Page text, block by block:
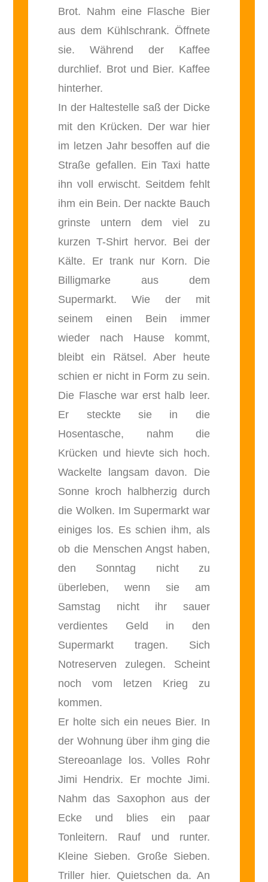
Brot. Nahm eine Flasche Bier
aus dem Kühlschrank. Öffnete
sie. Während der Kaffee
durchlief. Brot und Bier. Kaffee
hinterher.
In der Haltestelle saß der Dicke
mit den Krücken. Der war hier
im letzen Jahr besoffen auf die
Straße gefallen. Ein Taxi hatte
ihn voll erwischt. Seitdem fehlt
ihm ein Bein. Der nackte Bauch
grinste untern dem viel zu
kurzen T-Shirt hervor. Bei der
Kälte. Er trank nur Korn. Die
Billigmarke aus dem
Supermarkt. Wie der mit
seinem einen Bein immer
wieder nach Hause kommt,
bleibt ein Rätsel. Aber heute
schien er nicht in Form zu sein.
Die Flasche war erst halb leer.
Er steckte sie in die
Hosentasche, nahm die
Krücken und hievte sich hoch.
Wackelte langsam davon. Die
Sonne kroch halbherzig durch
die Wolken. Im Supermarkt war
einiges los. Es schien ihm, als
ob die Menschen Angst haben,
den Sonntag nicht zu
überleben, wenn sie am
Samstag nicht ihr sauer
verdientes Geld in den
Supermarkt tragen. Sich
Notreserven zulegen. Scheint
noch vom letzen Krieg zu
kommen.
Er holte sich ein neues Bier. In
der Wohnung über ihm ging die
Stereoanlage los. Volles Rohr
Jimi Hendrix. Er mochte Jimi.
Nahm das Saxophon aus der
Ecke und blies ein paar
Tonleitern. Rauf und runter.
Kleine Sieben. Große Sieben.
Triller hier. Quietschen da. An